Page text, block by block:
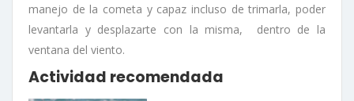
manejo de la cometa y capaz incluso de trimarla, poder
levantarla y desplazarte con la misma, dentro de la
ventana del viento.
Actividad recomendada